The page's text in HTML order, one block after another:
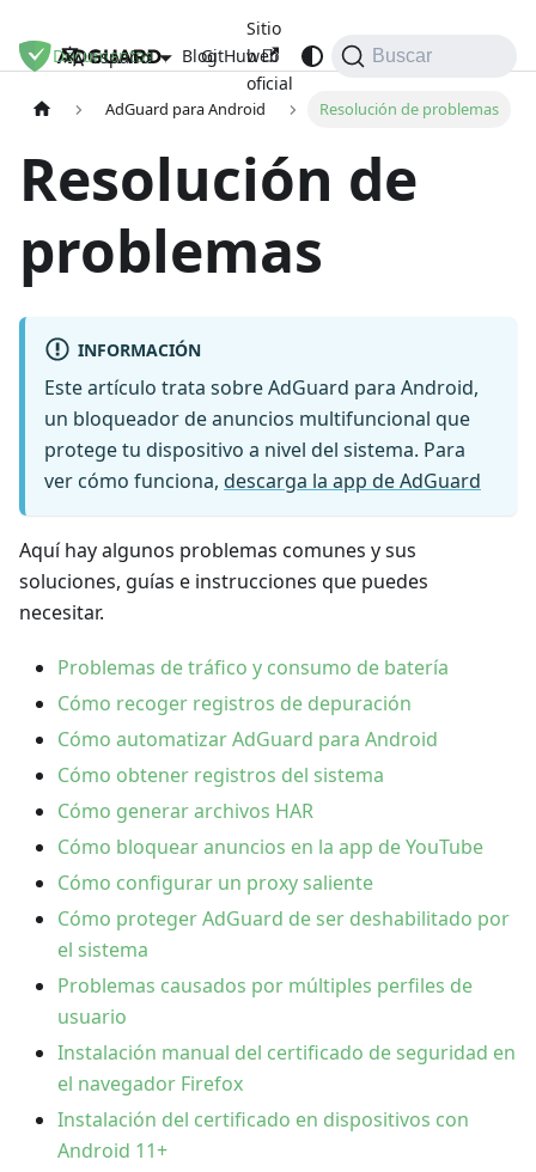
Documentos Blog
Sitio
web
oficial
Español GitHub Buscar
AdGuard para Android Resolución de problemas
Resolución de
problemas
INFORMACIÓN
Este artículo trata sobre AdGuard para Android,
un bloqueador de anuncios multifuncional que
protege tu dispositivo a nivel del sistema. Para
ver cómo funciona, descarga la app de AdGuard
Aquí hay algunos problemas comunes y sus
soluciones, guías e instrucciones que puedes
necesitar.
Problemas de tráfico y consumo de batería
Cómo recoger registros de depuración
Cómo automatizar AdGuard para Android
Cómo obtener registros del sistema
Cómo generar archivos HAR
Cómo bloquear anuncios en la app de YouTube
Cómo configurar un proxy saliente
Cómo proteger AdGuard de ser deshabilitado por
el sistema
Problemas causados por múltiples perfiles de
usuario
Instalación manual del certificado de seguridad en
el navegador Firefox
Instalación del certificado en dispositivos con
Android 11+